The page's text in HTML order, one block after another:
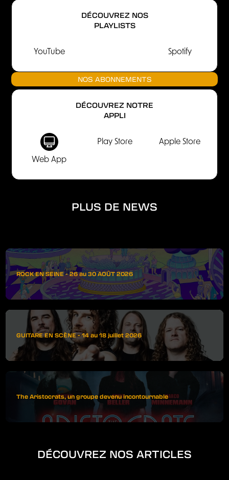
DÉCOUVREZ NOS
PLAYLISTS
YouTube Spotify
NOS ABONNEMENTS
DÉCOUVREZ NOTRE
APPLI
Web App
Play Store Apple Store
PLUS DE NEWS
ROCK EN SEINE - 26 au 30 AOÛT 2026
GUITARE EN SCÈNE - 14 au 18 juillet 2026
The Aristocrats, un groupe devenu incontournable
DÉCOUVREZ NOS ARTICLES